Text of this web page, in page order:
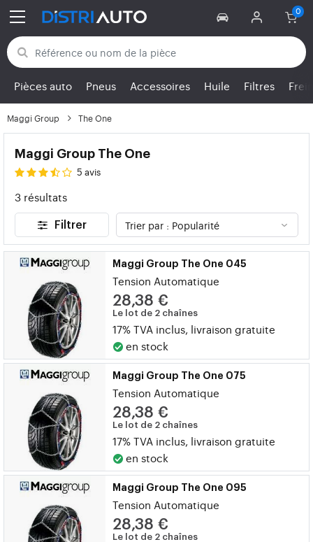
Retour aux catégories
Pièces auto Pneus Accessoires Huile Filtres
Maggi Group The One
Maggi Group The One
5 avis
3 résultats
Filtrer
Maggi Group The One 045
Tension Automatique
28,38 €
Le lot de 2 chaînes
17% TVA inclus, livraison gratuite
en stock
Maggi Group The One 075
Tension Automatique
28,38 €
Le lot de 2 chaînes
17% TVA inclus, livraison gratuite
en stock
Maggi Group The One 095
Tension Automatique
28,38 €
Le lot de 2 chaînes